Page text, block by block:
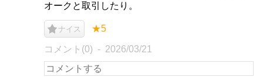
オークと取引したり。
ナイス ★5
コメント(0) 2026/03/21